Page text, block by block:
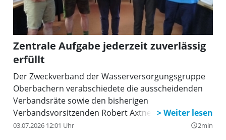
Zentrale Aufgabe jederzeit zuverlässig
erfüllt
Der Zweckverband der Wasserversorgungsgruppe
Oberbachern verabschiedete die ausscheidenden
Verbandsräte sowie den bisherigen
Verbandsvorsitzenden Robert Axtner.
03.07.2026 12:01 Uhr query_builder2min